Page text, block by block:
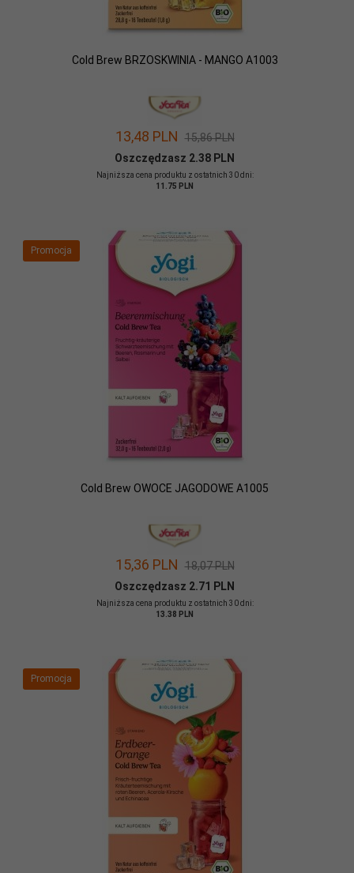
Cold Brew BRZOSKWINIA - MANGO A1003
13,48 PLN 15,86 PLN
Oszczędzasz 2.38 PLN
Najniższa cena produktu z ostatnich 30 dni:
11.75 PLN
Promocja
Cold Brew OWOCE JAGODOWE A1005
15,36 PLN 18,07 PLN
Oszczędzasz 2.71 PLN
Najniższa cena produktu z ostatnich 30 dni:
13.38 PLN
Promocja